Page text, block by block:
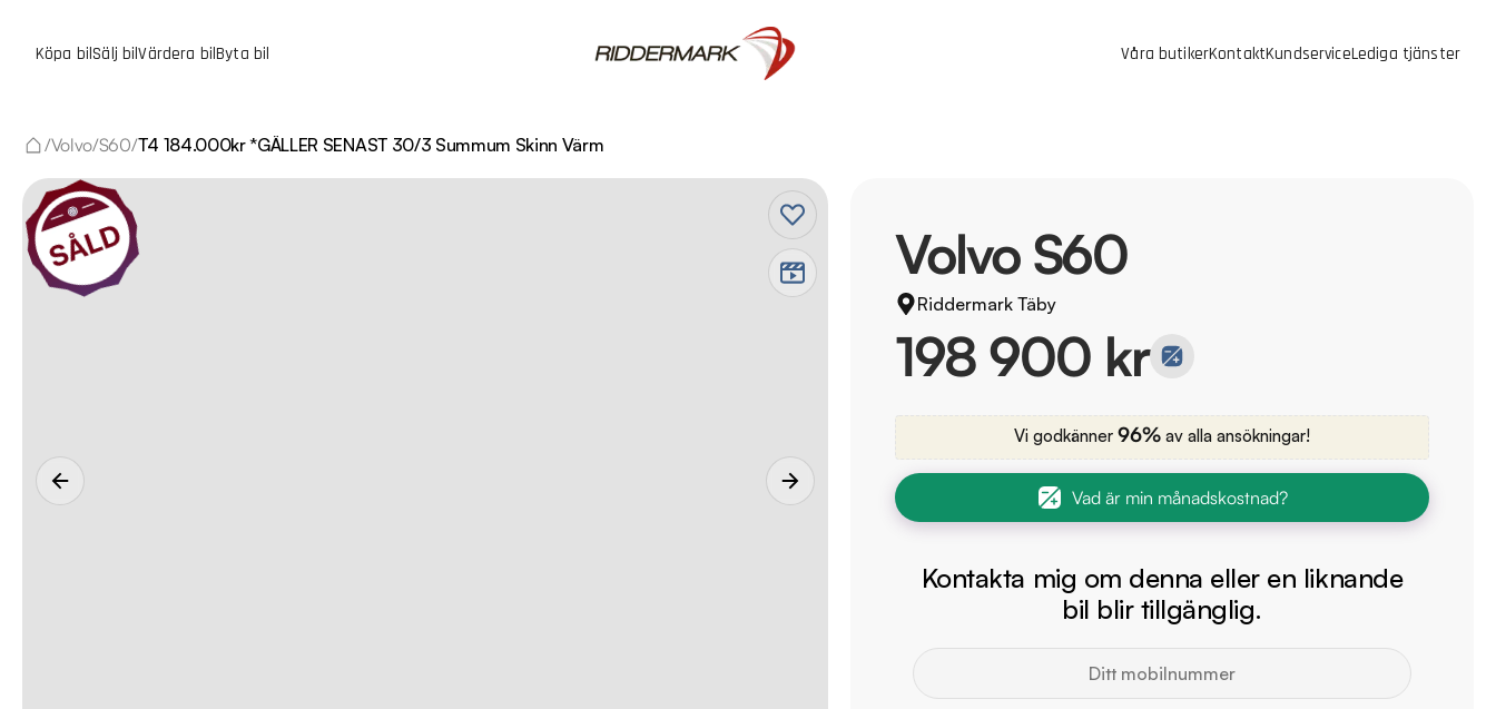
Köpa bilSälj bilVärdera bilByta bil Våra butikerKontaktKundserviceLediga tjänster
/Volvo/S60/T4 184.000kr *GÄLLER SENAST 30/3 Summum Skinn Värm
Volvo S60
Riddermark Täby
198 900 kr
Vi godkänner 96% av alla ansökningar!
Vad är min månadskostnad?
Kontakta mig om denna eller en liknande
bil blir tillgänglig.